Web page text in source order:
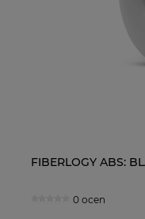
FIBERLOGY ABS:
0 ocen